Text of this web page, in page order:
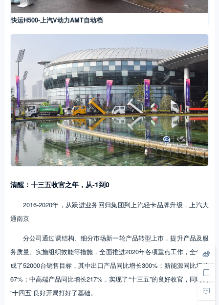
快运H500-上汽V动力AMT自动档
清醒：十三五收官之年，从-1到0
2016-2020年，从跃进业务回归集团到上汽轻卡品牌升级，上汽大
通南京
分公司通过调结构、细分市场新一轮产品转型上市，提升产品及服
务质量、实施组织效能等措施，全面推进2020年各项重点工作，全年完
成了52000台销售目标，其中出口产品同比增长300%；新能源同比增长
67%；中高端产品同比增长217%，实现了“十三五”的良好收官，同时为
“十四五”良好开局打好了基础。